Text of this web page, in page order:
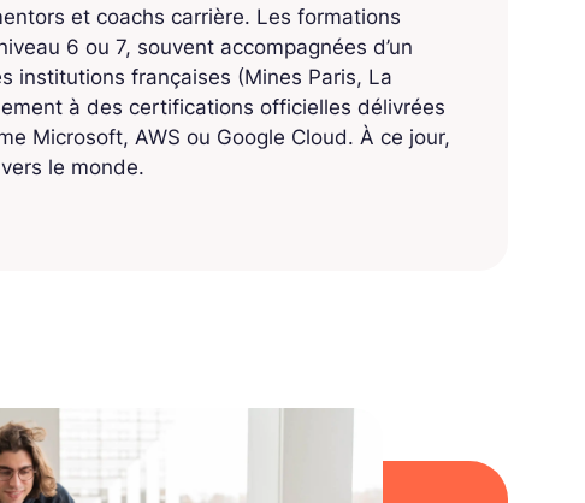
et coachs carrière. Les formations
6 ou 7, souvent accompagnées d’un
institutions françaises (Mines Paris, La
à des certifications officielles délivrées
Microsoft, AWS ou Google Cloud. À ce jour,
le monde.